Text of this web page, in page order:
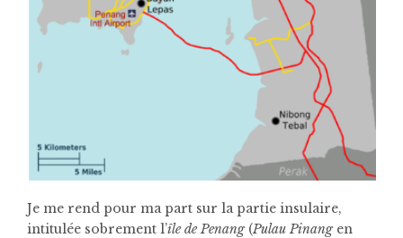
Je me rend pour ma part sur la partie insulaire,
intitulée sobrement l’île de Penang(Pulau Pinangen